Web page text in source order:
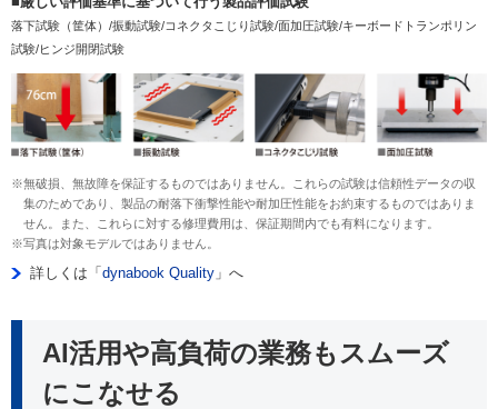
落下試験（筐体）/振動試験/コネクタこじり試験/面加圧試験/キーボードトランポリン
試験/ヒンジ開閉試験
※無破損、無故障を保証するものではありません。これらの試験は信頼性データの収
集のためであり、製品の耐落下衝撃性能や耐加圧性能をお約束するものではありま
せん。また、これらに対する修理費用は、保証期間内でも有料になります。
※写真は対象モデルではありません。
詳しくは「 dynabook Quality 」へ
AI活用や高負荷の業務もスムーズ
にこなせる